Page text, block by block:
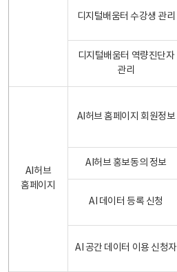
디지털배움터 수강생 관리
디지털배움터 역량진단자
관리
AI허브
홈페이지
AI허브 홈페이지 회원정보
AI허브 홍보동의 정보
AI 데이터 등록 신청
AI 공간 데이터 이용 신청자